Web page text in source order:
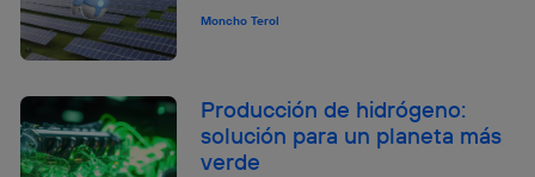
Moncho Terol
Producción de hidrógeno:
solución para un planeta más
verde